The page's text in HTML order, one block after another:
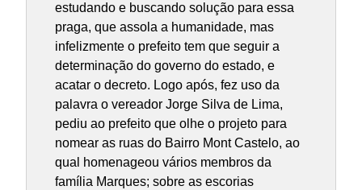
estudando e buscando solução para essa
praga, que assola a humanidade, mas
infelizmente o prefeito tem que seguir a
determinação do governo do estado, e
acatar o decreto. Logo após, fez uso da
palavra o vereador Jorge Silva de Lima,
pediu ao prefeito que olhe o projeto para
nomear as ruas do Bairro Mont Castelo, ao
qual homenageou vários membros da
família Marques; sobre as escorias